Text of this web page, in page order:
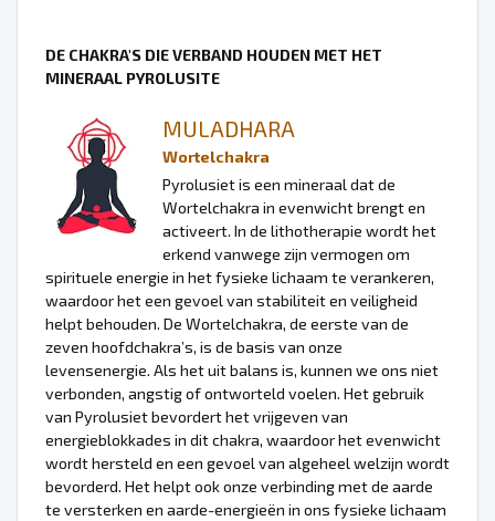
DE CHAKRA'S DIE VERBAND HOUDEN MET HET
MINERAAL PYROLUSITE
MULADHARA
Wortelchakra
Pyrolusiet is een mineraal dat de
Wortelchakra in evenwicht brengt en
activeert. In de lithotherapie wordt het
erkend vanwege zijn vermogen om
spirituele energie in het fysieke lichaam te verankeren,
waardoor het een gevoel van stabiliteit en veiligheid
helpt behouden. De Wortelchakra, de eerste van de
zeven hoofdchakra’s, is de basis van onze
levensenergie. Als het uit balans is, kunnen we ons niet
verbonden, angstig of ontworteld voelen. Het gebruik
van Pyrolusiet bevordert het vrijgeven van
energieblokkades in dit chakra, waardoor het evenwicht
wordt hersteld en een gevoel van algeheel welzijn wordt
bevorderd. Het helpt ook onze verbinding met de aarde
te versterken en aarde-energieën in ons fysieke lichaam